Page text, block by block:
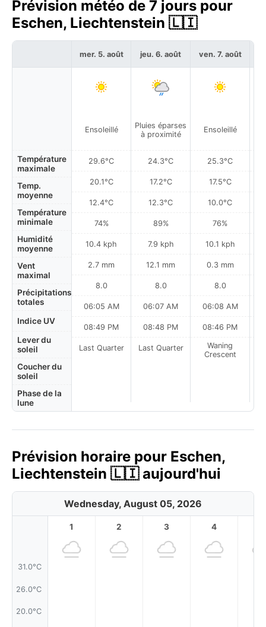
Prévision météo de 7 jours pour
Eschen, Liechtenstein 🇱🇮
Température
maximale
Temp.
moyenne
Température
minimale
Humidité
moyenne
Vent
maximal
Précipitations
totales
Indice UV
Lever du
soleil
Coucher du
soleil
Phase de la
lune
mer. 5. août
Ensoleillé
29.6°C
20.1°C
12.4°C
74%
10.4 kph
2.7 mm
8.0
06:05 AM
08:49 PM
Last Quarter
jeu. 6. août
Pluies éparses
à proximité
24.3°C
17.2°C
12.3°C
89%
7.9 kph
12.1 mm
8.0
06:07 AM
08:48 PM
Last Quarter
ven. 7. août
Ensoleillé
25.3°C
17.5°C
10.0°C
76%
10.1 kph
0.3 mm
8.0
06:08 AM
08:46 PM
Waning
Crescent
Prévision horaire pour Eschen,
Liechtenstein 🇱🇮 aujourd'hui
Wednesday, August 05, 2026
31.0°C
26.0°C
20.0°C
1 2 3 4